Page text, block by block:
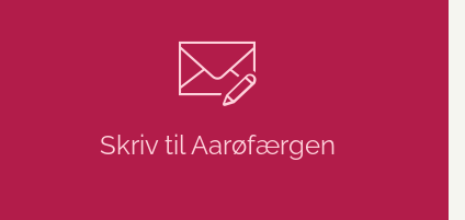
Skriv til Aarøfærgen